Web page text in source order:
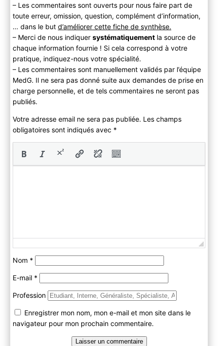
– Les commentaires sont ouverts pour nous faire part de
toute erreur, omission, question, complément d’information,
… dans le but d’améliorer cette fiche de synthèse.
– Merci de nous indiquer systématiquementla source de
chaque information fournie ! Si cela correspond à votre
pratique, indiquez-nous votre spécialité.
– Les commentaires sont manuellement validés par l’équipe
MedG. Il ne sera pas donné suite aux demandes de prise en
charge personnelle, et de tels commentaires ne seront pas
publiés.
Votre adresse email ne sera pas publiée. Les champs
obligatoires sont indiqués avec *
Nom *
E-mail *
Profession
Enregistrer mon nom, mon e-mail et mon site dans le
navigateur pour mon prochain commentaire.